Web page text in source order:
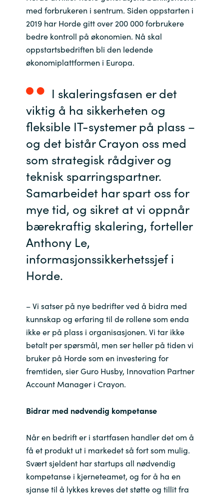
India
Indonesia
Kingdom of Saudi Arabia
Latvia
Lithuania
Malaysia
Middle East
Netherlands
Norway
Oman
Poland
Portugal
Qatar
Romania
Serbia
Slovenia
Singapore
Spain
med forbrukeren i sentrum. Siden oppstarten i
2019 har Horde gitt over 200 000 forbrukere
bedre kontroll på økonomien. Nå skal
oppstartsbedriften bli den ledende
økonomiplattformen i Europa.
I skaleringsfasen er det
viktig å ha sikkerheten og
fleksible IT-systemer på plass –
og det bistår Crayon oss med
som strategisk rådgiver og
teknisk sparringspartner.
Samarbeidet har spart oss for
mye tid, og sikret at vi oppnår
bærekraftig skalering, forteller
Anthony Le,
informasjonssikkerhetssjef i
Horde.
– Vi satser på nye bedrifter ved å bidra med
kunnskap og erfaring til de rollene som enda
ikke er på plass i organisasjonen. Vi tar ikke
betalt per spørsmål, men ser heller på tiden vi
bruker på Horde som en investering for
fremtiden, sier Guro Husby, Innovation Partner
Account Manager i Crayon.
Bidrar med nødvendig kompetanse
Når en bedrift er i startfasen handler det om å
få et produkt ut i markedet så fort som mulig.
Svært sjeldent har startups all nødvendig
kompetanse i kjerneteamet, og for å ha en
sjanse til å lykkes kreves det støtte og tillit fra